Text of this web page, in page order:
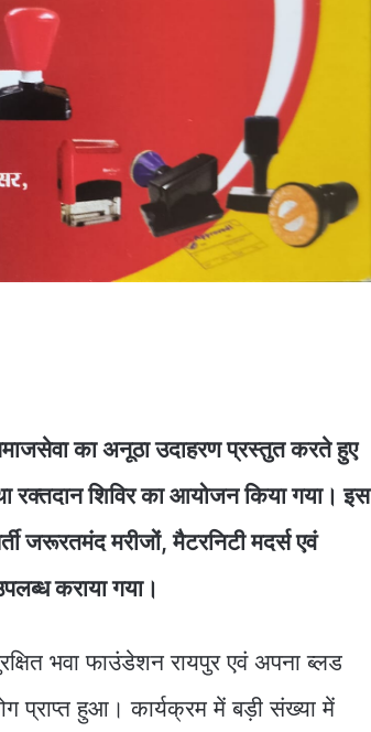
का अनूठा उदाहरण प्रस्तुत करते हुए
रक्तदान शिविर का आयोजन किया गया। इस
जरूरतमंद मरीजों, मैटरनिटी मदर्स एवं
कराया गया।
भवा फाउंडेशन रायपुर एवं अपना ब्लड
प्राप्त हुआ। कार्यक्रम में बड़ी संख्या में